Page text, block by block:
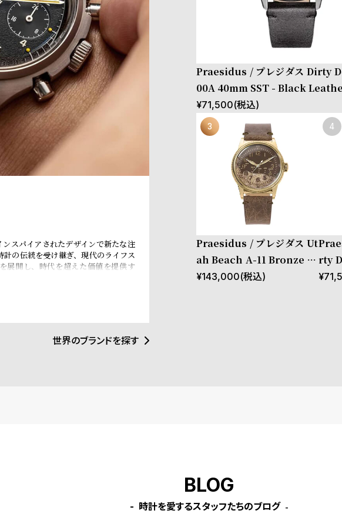
スパイアされたデザインで新たな注
の伝統を受け継ぎ、現代のライフス
展開し、時代を超えた価値を提供す
現代に伝えるべく、ブランドを立ち
計製造技術と融合させ、クラシック
世代に伝える使命を担っている。高
のあらゆるシーンで活躍できるアイ
献活動にも積極的に取り組んでおり、
世界のブランドを探す
Praesidus / プレジダス Dirty
00A 40mm SST - Black
¥71,500(税込)
Praesidus / プレジダス Ut
ah Beach A-11 Bronze Br
own Leather
¥143,000(税込)
rty
¥
BLOG
時計を愛するスタッフたちのブログ